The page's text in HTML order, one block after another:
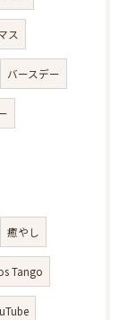
ス
バースデー
癒やし
Tango